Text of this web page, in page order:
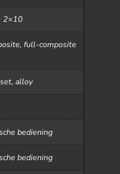
2×10
full-composite
alloy
bediening
bediening